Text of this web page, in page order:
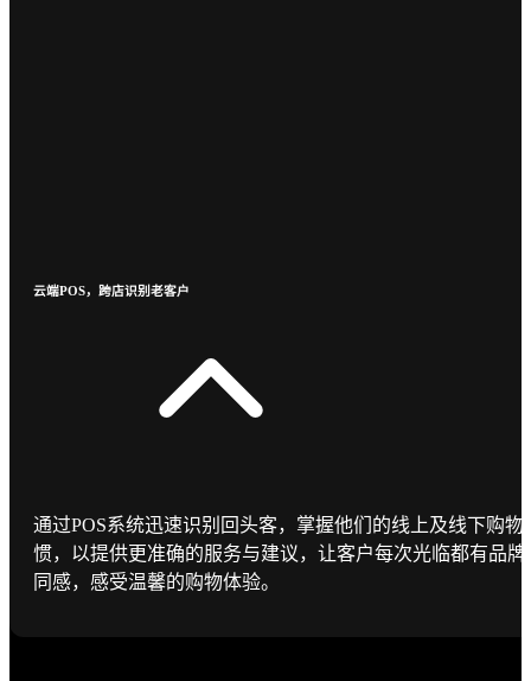
云端POS，跨店识别老客户
通过POS系统迅速识别回头客，掌握他们的线上及线下购物
惯，以提供更准确的服务与建议，让客户每次光临都有品牌
同感，感受温馨的购物体验。